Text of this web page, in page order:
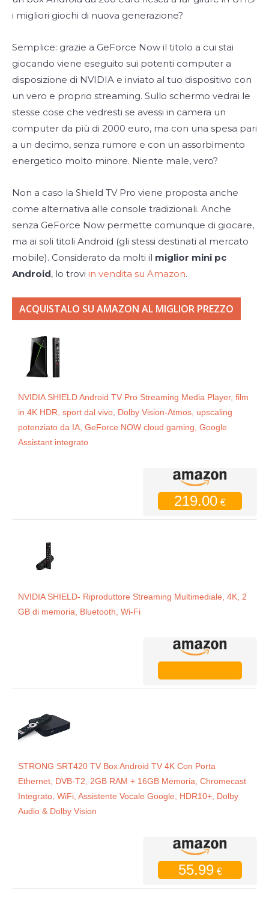
i migliori giochi di nuova generazione?
Semplice: grazie a GeForce Now il titolo a cui stai
giocando viene eseguito sui potenti computer a
disposizione di NVIDIA e inviato al tuo dispositivo con
un vero e proprio streaming. Sullo schermo vedrai le
stesse cose che vedresti se avessi in camera un
computer da più di 2000 euro, ma con una spesa pari
a un decimo, senza rumore e con un assorbimento
energetico molto minore. Niente male, vero?
Non a caso la Shield TV Pro viene proposta anche
come alternativa alle console tradizionali. Anche
senza GeForce Now permette comunque di giocare,
ma ai soli titoli Android (gli stessi destinati al mercato
mobile). Considerato da molti il miglior mini pc
Android, lo trovi in vendita su Amazon.
ACQUISTALO SU AMAZON AL MIGLIOR PREZZO
NVIDIA SHIELD Android TV Pro Streaming Media Player, film
in 4K HDR, sport dal vivo, Dolby Vision-Atmos, upscaling
potenziato da IA, GeForce NOW cloud gaming, Google
Assistant integrato
219.00 €
NVIDIA SHIELD- Riproduttore Streaming Multimediale, 4K, 2
GB di memoria, Bluetooth, Wi-Fi
STRONG SRT420 TV Box Android TV 4K Con Porta
Ethernet, DVB-T2, 2GB RAM + 16GB Memoria, Chromecast
Integrato, WiFi, Assistente Vocale Google, HDR10+, Dolby
Audio & Dolby Vision
55.99 €